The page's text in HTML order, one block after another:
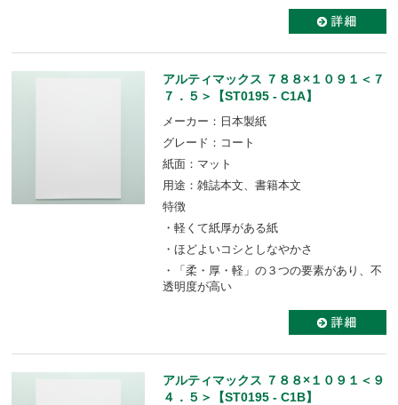
アルティマックス ７８８×１０９１＜７
７．５＞【ST0195 - C1A】
メーカー：日本製紙
グレード：コート
紙面：マット
用途：雑誌本文、書籍本文
特徴
・軽くて紙厚がある紙
・ほどよいコシとしなやかさ
・「柔・厚・軽」の３つの要素があり、不
透明度が高い
アルティマックス ７８８×１０９１＜９
４．５＞【ST0195 - C1B】